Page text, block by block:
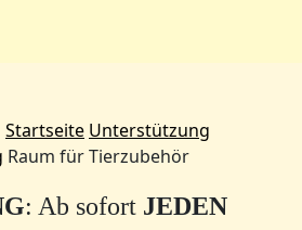
Startseite Unterstützung
Raum für Tierzubehör
: Ab sofort JEDEN